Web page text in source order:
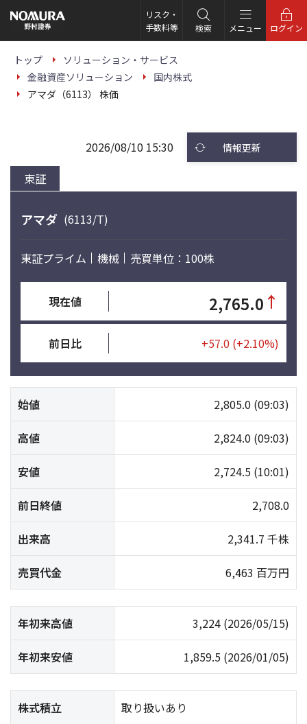
の
ー
リスク・
手数料等
検索 メニュー ログイン
トップ
ソリューション・サービス
金融資産ソリューション
国内株式
アマダ（6113） 株価
東証
2026/08/10 15:30 情報更新
アマダ (6113/T)
東証プライム 機械 売買単位：100株
現在値 2,765.0 ↑
前日比 +57.0 (+2.10%)
始値 2,805.0 (09:03)
高値 2,824.0 (09:03)
安値 2,724.5 (10:01)
前日終値 2,708.0
出来高 2,341.7 千株
売買代金 6,463 百万円
年初来高値 3,224 (2026/05/15)
年初来安値 1,859.5 (2026/01/05)
株式積立 取り扱いあり